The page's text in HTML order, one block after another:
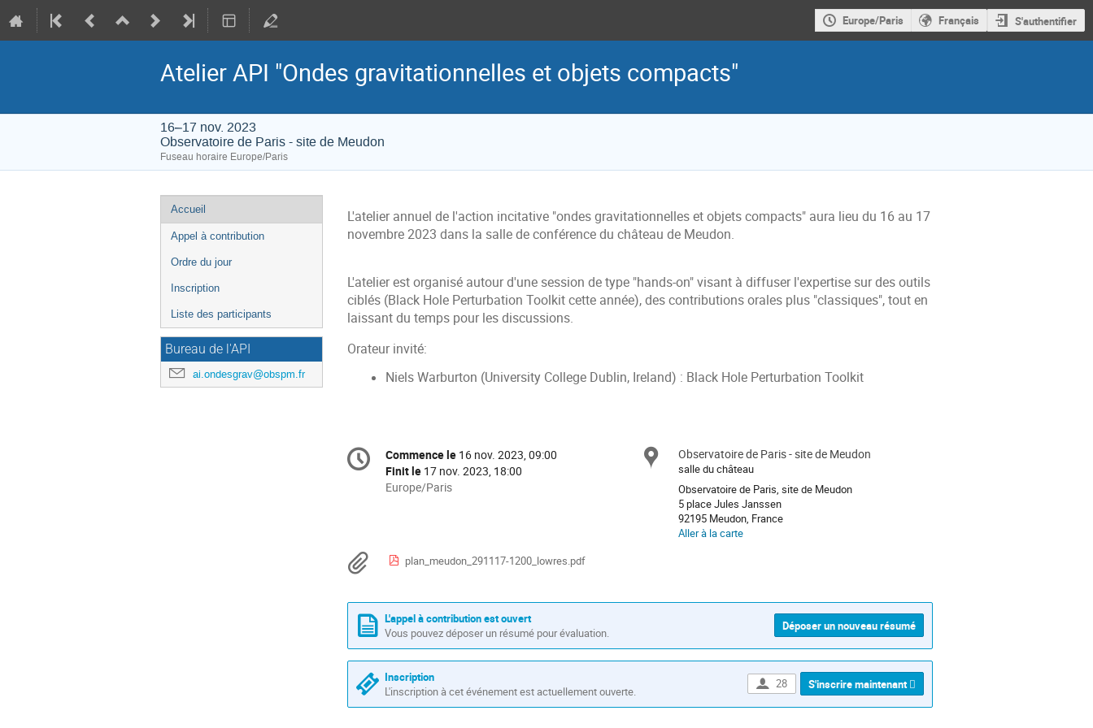
Europe/Paris Français S'authentifier
Atelier API "Ondes gravitationnelles et objets compacts"
16–17 nov. 2023
Observatoire de Paris - site de Meudon
Fuseau horaire Europe/Paris
Menu
de
l'événement
Accueil
Appel à contribution
Ordre du jour
Inscription
Liste des participants
Bureau de l'API
ai.ondesgrav@obspm.fr
L'atelier annuel de l'action incitative "ondes gravitationnelles et objets compacts" aura lieu du 16 au 17
novembre 2023 dans la salle de conférence du château de Meudon.
L'atelier est organisé autour d'une session de type "hands-on" visant à diffuser l'expertise sur des outils
ciblés (Black Hole Perturbation Toolkit cette année), des contributions orales plus "classiques", tout en
laissant du temps pour les discussions.
Orateur invité:
Niels Warburton (University College Dublin, Ireland) : Black Hole Perturbation Toolkit
Information
de
Date/Heure
Commence le 16 nov. 2023, 09:00
Finit le 17 nov. 2023, 18:00
Toutes
en
Europe/Paris
Europe/Paris
Site
Observatoire de Paris - site de Meudon
salle du château
Observatoire de Paris, site de Meudon
5 place Jules Janssen
92195 Meudon, France
Aller à la carte
Documents
plan_meudon_291117-1200_lowres.pdf
L'appel à contribution est ouvert
Vous pouvez déposer un résumé pour évaluation.
Déposer un nouveau résumé
Inscription
L'inscription à cet événement est actuellement ouverte.
28 S'inscrire maintenant